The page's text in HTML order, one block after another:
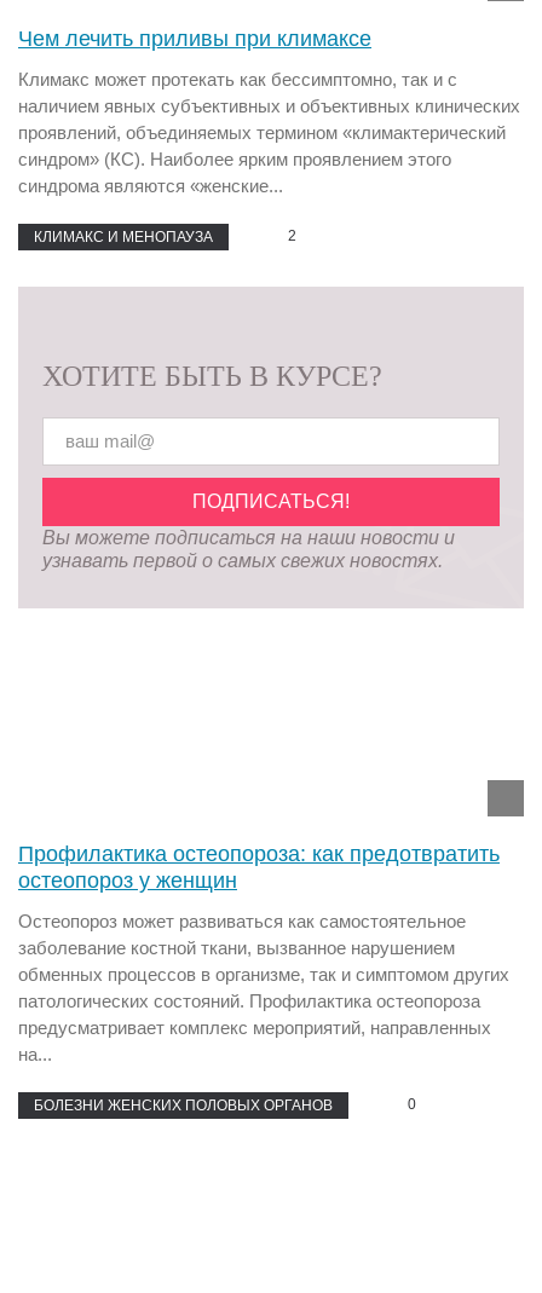
Чем лечить приливы при климаксе
Климакс может протекать как бессимптомно, так и с
наличием явных субъективных и объективных клинических
проявлений, объединяемых термином «климактерический
синдром» (КС). Наиболее ярким проявлением этого
синдрома являются «женские...
КЛИМАКС И МЕНОПАУЗА 2
ХОТИТЕ БЫТЬ В КУРСЕ?
Вы можете подписаться на наши новости и
узнавать первой о самых свежих новостях.
Профилактика остеопороза: как предотвратить
остеопороз у женщин
Остеопороз может развиваться как самостоятельное
заболевание костной ткани, вызванное нарушением
обменных процессов в организме, так и симптомом других
патологических состояний. Профилактика остеопороза
предусматривает комплекс мероприятий, направленных
на...
БОЛЕЗНИ ЖЕНСКИХ ПОЛОВЫХ ОРГАНОВ 0